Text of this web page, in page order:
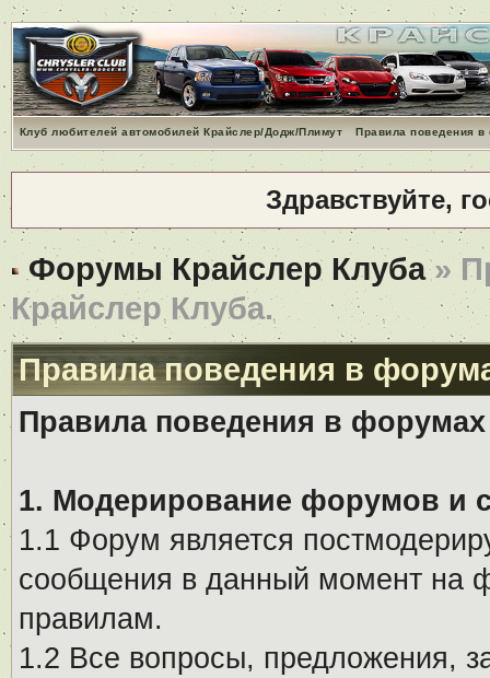
Клуб любителей автомобилей Крайслер/Додж/Плимут Правила поведения
Здравствуйте,
Форумы Крайслер Клуба»
Крайслер Клуба.
Правила поведения в
Правила поведения в
1. Модерирование форумов и
1.1 Форум является
сообщения в данный момент на
правилам.
1.2 Все вопросы, предложения,